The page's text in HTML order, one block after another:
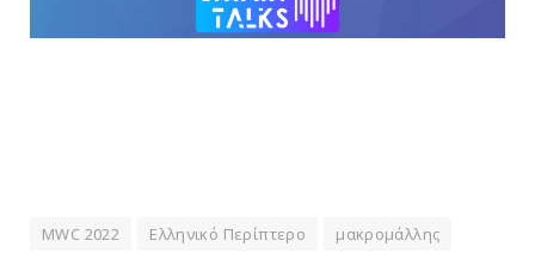
MWC 2022 Ελληνικό Περίπτερο
μακρομάλλης